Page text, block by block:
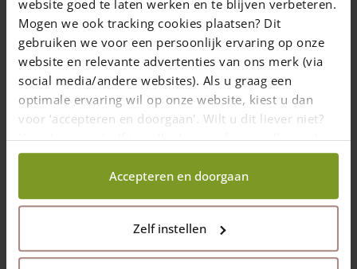
website goed te laten werken en te blijven verbeteren.
Mogen we ook tracking cookies plaatsen? Dit
gebruiken we voor een persoonlijk ervaring op onze
website en relevante advertenties van ons merk (via
social media/andere websites). Als u graag een
optimale ervaring wil op onze website, kiest u dan
voor ‘accepteren en doorgaan'. Wilt u dit liever niet?
Kies dan voor ‘zelf instellen’ en geef aan welke cookies
wij wel mogen verzamelen.
Accepteren en doorgaan
Zelf instellen
konijnenren of konijnenhok:
1.draadomheiningen (konijnengaas)
2. houten hekken (schapenhekken)
3 konijnennetten (vaak gebruikt om de bovenkant van een
konijnenverblijf af te schermen)
Twee soorten afrasteringen zijn het meest geschikt
Draadomheiningen (van konijnengaas) en houten omheiningen
(schapenhekken).
Een konijnen omheining van
konijnengaas